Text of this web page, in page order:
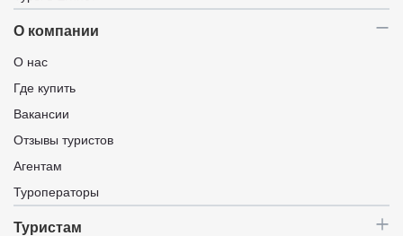
О компании
О нас
Где купить
Вакансии
Отзывы туристов
Агентам
Туроператоры
Туристам